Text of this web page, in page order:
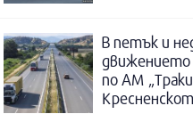
В петък и
движението
по АМ